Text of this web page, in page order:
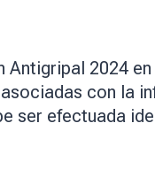
Antigripal 2024
con la
ser efectuada